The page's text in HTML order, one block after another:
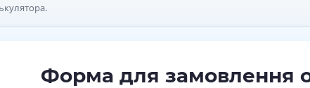
Форма для замовлення